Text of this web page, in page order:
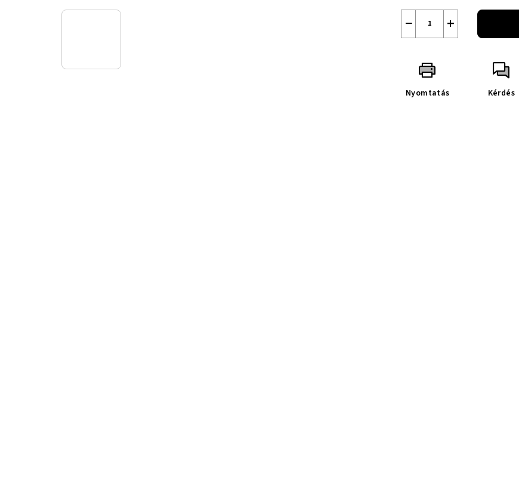
+
−
Nyomtatás Kérdés